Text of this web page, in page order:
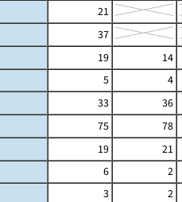
21
37
19 14
5 4
33 36
75 78
19 21
6 2
3 2